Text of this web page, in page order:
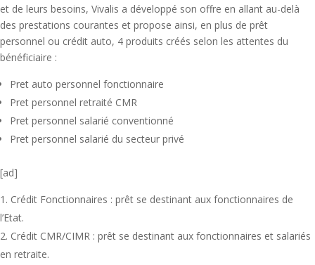
et de leurs besoins, Vivalis a développé son offre en allant au-delà
des prestations courantes et propose ainsi, en plus de prêt
personnel ou crédit auto, 4 produits créés selon les attentes du
bénéficiaire :
Pret auto personnel fonctionnaire
Pret personnel retraité CMR
Pret personnel salarié conventionné
Pret personnel salarié du secteur privé
[ad]
Crédit Fonctionnaires : prêt se destinant aux fonctionnaires de
l’Etat.
Crédit CMR/CIMR : prêt se destinant aux fonctionnaires et salariés
en retraite.